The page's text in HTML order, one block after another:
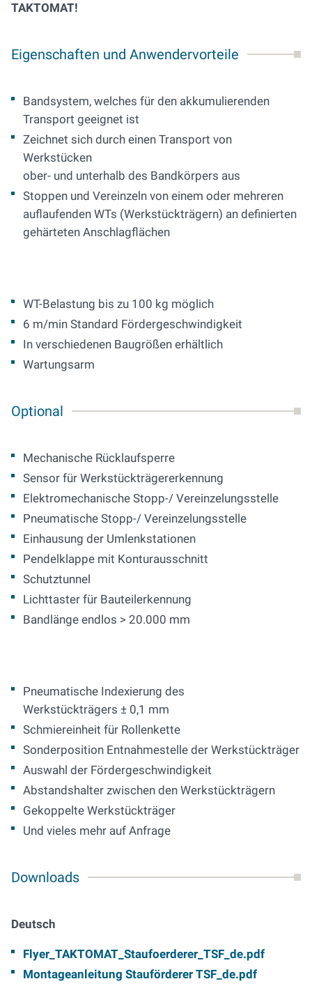
TAKTOMAT!
Eigenschaften und Anwendervorteile
Bandsystem, welches für den akkumulierenden
Transport geeignet ist
Zeichnet sich durch einen Transport von
Werkstücken
ober- und unterhalb des Bandkörpers aus
Stoppen und Vereinzeln von einem oder mehreren
auflaufenden WTs (Werkstückträgern) an definierten
gehärteten Anschlagflächen
WT-Belastung bis zu 100 kg möglich
6 m/min Standard Fördergeschwindigkeit
In verschiedenen Baugrößen erhältlich
Wartungsarm
Optional
Mechanische Rücklaufsperre
Sensor für Werkstückträgererkennung
Elektromechanische Stopp-/ Vereinzelungsstelle
Pneumatische Stopp-/ Vereinzelungsstelle
Einhausung der Umlenkstationen
Pendelklappe mit Konturausschnitt
Schutztunnel
Lichttaster für Bauteilerkennung
Bandlänge endlos > 20.000 mm
Pneumatische Indexierung des
Werkstückträgers ± 0,1 mm
Schmiereinheit für Rollenkette
Sonderposition Entnahmestelle der Werkstückträger
Auswahl der Fördergeschwindigkeit
Abstandshalter zwischen den Werkstückträgern
Gekoppelte Werkstückträger
Und vieles mehr auf Anfrage
Downloads
Deutsch
Flyer_TAKTOMAT_Staufoerderer_TSF_de.pdf
Montageanleitung Stauförderer TSF_de.pdf